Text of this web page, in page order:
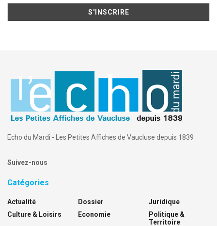
Echo du Mardi - Les Petites Affiches de Vaucluse depuis 1839
Suivez-nous
Catégories
Actualité
Culture & Loisirs
Dossier
Economie
Juridique
Politique &
Territoire